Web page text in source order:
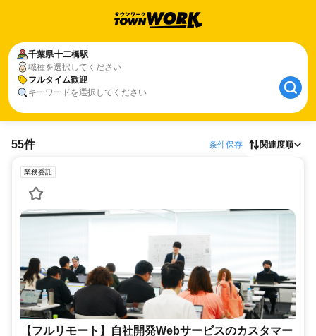
千葉県十二橋駅
職種を選択してください
フルタイム歓迎
キーワードを選択してください
55件 条件保存 関連度順
業務委託
【フルリモート】自社開発Webサービスのカスタマー